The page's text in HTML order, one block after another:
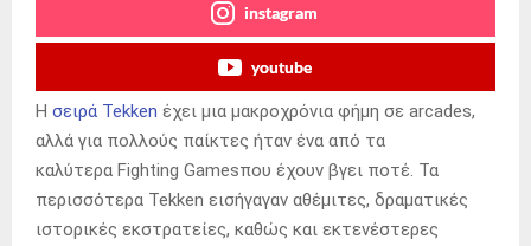
instagram
youtube
Η σειρά Tekken έχει μια μακροχρόνια φήμη σε arcades,
αλλά για πολλούς παίκτες ήταν ένα από τα
καλύτερα Fighting Gamesπου έχουν βγει ποτέ. Τα
περισσότερα Tekken εισήγαγαν αθέμιτες, δραματικές
ιστορικές εκστρατείες, καθώς και εκτενέστερες